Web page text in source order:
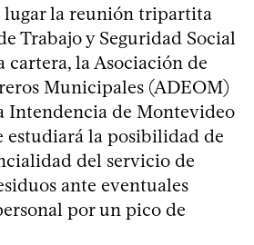
lugar la reunión tripartita
Trabajo y Seguridad Social
cartera, la Asociación de
Municipales (ADEOM)
Intendencia de Montevideo
estudiará la posibilidad de
del servicio de
ante eventuales
por un pico de